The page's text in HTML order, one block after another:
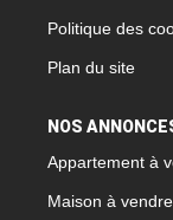
Politique des
Plan du site
NOS
Appartement à
Maison à